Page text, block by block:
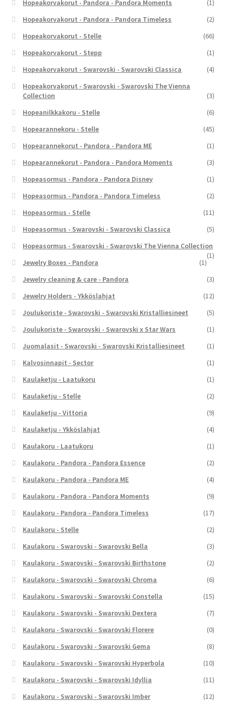
Hopeakorvakorut - Pandora - Pandora Moments
(1)
Hopeakorvakorut - Pandora - Pandora Timeless
(2)
Hopeakorvakorut - Stelle
(66)
Hopeakorvakorut - Stepp
(1)
Hopeakorvakorut - Swarovski - Swarovski Classica
(4)
Hopeakorvakorut - Swarovski - Swarovski The Vienna
Collection
(3)
Hopeanilkkakoru - Stelle
(6)
Hopearannekoru - Stelle
(45)
Hopearannekorut - Pandora - Pandora ME
(1)
Hopearannekorut - Pandora - Pandora Moments
(3)
Hopeasormus - Pandora - Pandora Disney
(1)
Hopeasormus - Pandora - Pandora Timeless
(2)
Hopeasormus - Stelle
(11)
Hopeasormus - Swarovski - Swarovski Classica
(5)
Hopeasormus - Swarovski - Swarovski The Vienna Collection
(1)
Jewelry Boxes - Pandora
(1)
Jewelry cleaning & care - Pandora
(3)
Jewelry Holders - Ykköslahjat
(12)
Joulukoriste - Swarovski - Swarovski Kristalliesineet
(5)
Joulukoriste - Swarovski - Swarovski x Star Wars
(1)
Juomalasit - Swarovski - Swarovski Kristalliesineet
(1)
Kalvosinnapit - Sector
(1)
Kaulaketju - Laatukoru
(1)
Kaulaketju - Stelle
(2)
Kaulaketju - Vittoria
(9)
Kaulaketju - Ykköslahjat
(4)
Kaulakoru - Laatukoru
(1)
Kaulakoru - Pandora - Pandora Essence
(2)
Kaulakoru - Pandora - Pandora ME
(4)
Kaulakoru - Pandora - Pandora Moments
(9)
Kaulakoru - Pandora - Pandora Timeless
(17)
Kaulakoru - Stelle
(2)
Kaulakoru - Swarovski - Swarovski Bella
(3)
Kaulakoru - Swarovski - Swarovski Birthstone
(2)
Kaulakoru - Swarovski - Swarovski Chroma
(6)
Kaulakoru - Swarovski - Swarovski Constella
(15)
Kaulakoru - Swarovski - Swarovski Dextera
(7)
Kaulakoru - Swarovski - Swarovski Florere
(0)
Kaulakoru - Swarovski - Swarovski Gema
(8)
Kaulakoru - Swarovski - Swarovski Hyperbola
(10)
Kaulakoru - Swarovski - Swarovski Idyllia
(11)
Kaulakoru - Swarovski - Swarovski Imber
(12)